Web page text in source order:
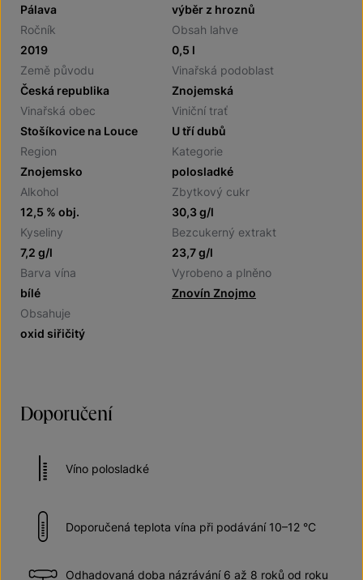
Pálava
výběr z hroznů
Ročník
2019
Obsah lahve
0,5 l
Země původu
Česká republika
Vinařská podoblast
Znojemská
Vinařská obec
Stošíkovice na Louce
Viniční trať
U tří dubů
Region
Znojemsko
Kategorie
polosladké
Alkohol
12,5 % obj.
Zbytkový cukr
30,3 g/l
Kyseliny
7,2 g/l
Bezcukerný extrakt
23,7 g/l
Barva vína
bílé
Vyrobeno a plněno
Znovín Znojmo
Obsahuje
oxid siřičitý
Doporučení
Víno polosladké
Doporučená teplota vína při podávání 10–12 °C
Odhadovaná doba názrávání 6 až 8 roků od roku